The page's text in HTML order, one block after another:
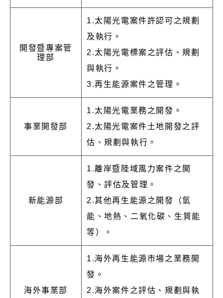
開發暨專案管
理部
1.太陽光電案件許認可之規劃
及執行。
2.太陽光電標案之評估、規劃
與執行。
3.再生能源案件之管理。
事業開發部
1.太陽光電業務之開發。
2.太陽光電案件土地開發之評
估、規劃與執行。
新能源部
1.離岸暨陸域風力案件之開
發、評估及管理。
2.其他再生能源之開發（氫
能、地熱、二氧化碳、生質能
等）。
海外事業部
1.海外再生能源市場之業務開
發。
2.海外案件之評估、規劃與執